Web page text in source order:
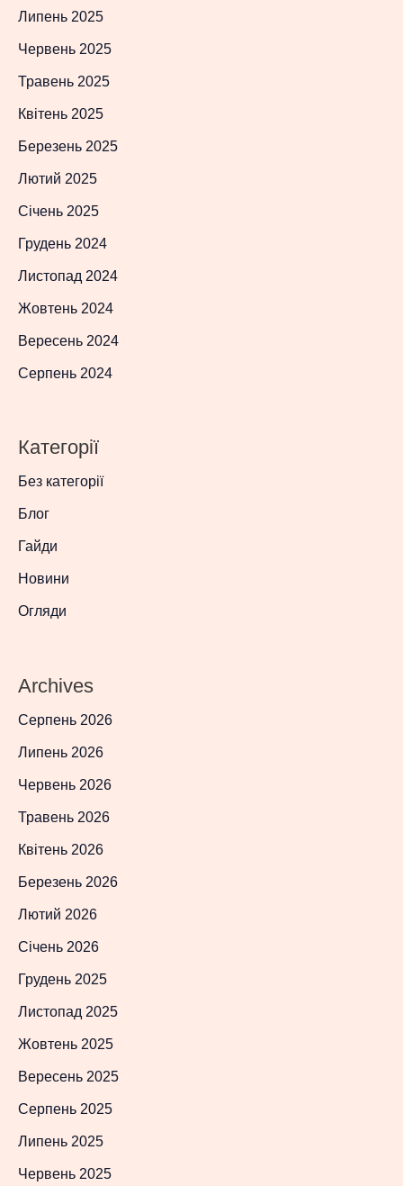
Липень 2025
Червень 2025
Травень 2025
Квітень 2025
Березень 2025
Лютий 2025
Січень 2025
Грудень 2024
Листопад 2024
Жовтень 2024
Вересень 2024
Серпень 2024
Категорії
Без категорії
Блог
Гайди
Новини
Огляди
Archives
Серпень 2026
Липень 2026
Червень 2026
Травень 2026
Квітень 2026
Березень 2026
Лютий 2026
Січень 2026
Грудень 2025
Листопад 2025
Жовтень 2025
Вересень 2025
Серпень 2025
Липень 2025
Червень 2025